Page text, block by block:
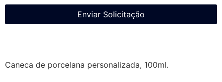
Enviar Solicitação
Caneca de porcelana personalizada, 100ml.